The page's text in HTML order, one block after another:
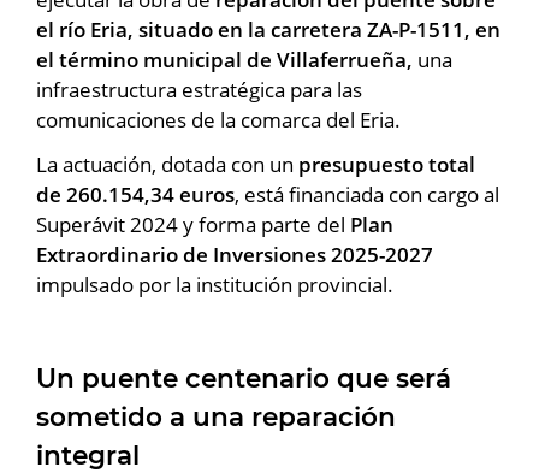
el río Eria, situado en la carretera ZA-P-1511, en
el término municipal de Villaferrueña, una
infraestructura estratégica para las
comunicaciones de la comarca del Eria.
La actuación, dotada con un presupuesto total
de 260.154,34 euros, está financiada con cargo al
Superávit 2024 y forma parte del Plan
Extraordinario de Inversiones 2025-2027
impulsado por la institución provincial.
Un puente centenario que será
sometido a una reparación
integral